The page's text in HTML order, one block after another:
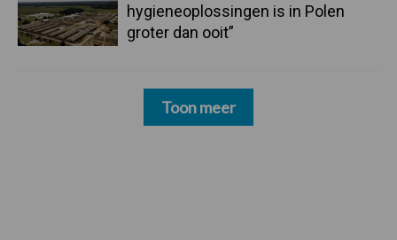
hygieneoplossingen is in Polen
groter dan ooit”
Toon meer